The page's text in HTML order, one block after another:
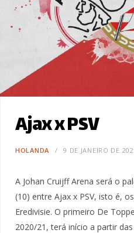
Ajax x PSV
HOLANDA 9 DE JANEIRO DE
A Johan Cruijff Arena será o
(10) entre Ajax x PSV, isto é,
Eredivisie. O primeiro De
2020/21, terá início a partir